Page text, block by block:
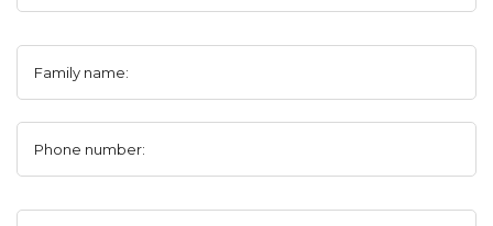
Family name:
Phone number: